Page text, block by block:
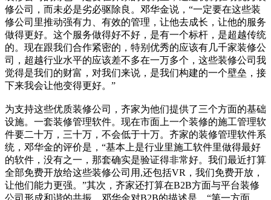
修公司，而未必是劣必驱除良。邓华金说，“一定要在这些装
修公司里推动强有力、有效的管理，让他去成长，让他的服务
做得更好。这个服务做得好不好，是有一个标杆，是超越传统
的。现在跟我们合作紧密的，特别优秀的应该有几千家装修公
司，超越行业水平的应该差不多在一万多个，这些装修公司我
觉得是我们的财富，对我们来说，是我们构建的一个壁垒，接
下来我会让他变得更好。”
为支持这些优质装修公司，齐家为他们提供了三个方面的基础
设施。一套装修管理软件。现在市面上一个装修的施工管理软
件要二十万，三十万，不会低于十万。齐家的装修管理软件系
统，邓华金的评价是，“基本上是行业里施工软件里做得最好
的软件，没有之一，那套确实是验证得非常好。我们最近打算
全部免费开放给这些装修公司用,还包括VR，我们免费开放，
让他们能力更强。”其次，齐家还打算在B2B方面与平台装修
公司形成和谐的共振。邓华金对B2B的描述是，“第一方面，